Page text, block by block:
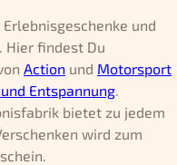
und
Hier findest Du
Action und Motorsport
Entspannung.
bietet zu jedem
wird zum